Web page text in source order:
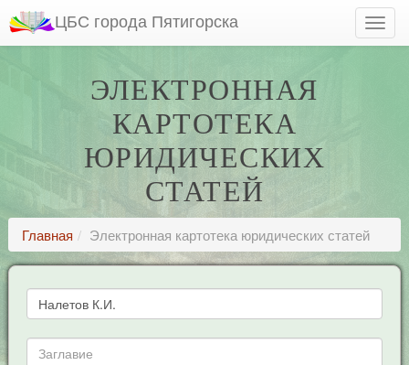
ЦБС города Пятигорска
ЭЛЕКТРОННАЯ
КАРТОТЕКА
ЮРИДИЧЕСКИХ
СТАТЕЙ
Главная Электронная картотека юридических статей